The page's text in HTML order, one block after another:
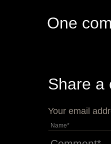
One
Share a
Your email